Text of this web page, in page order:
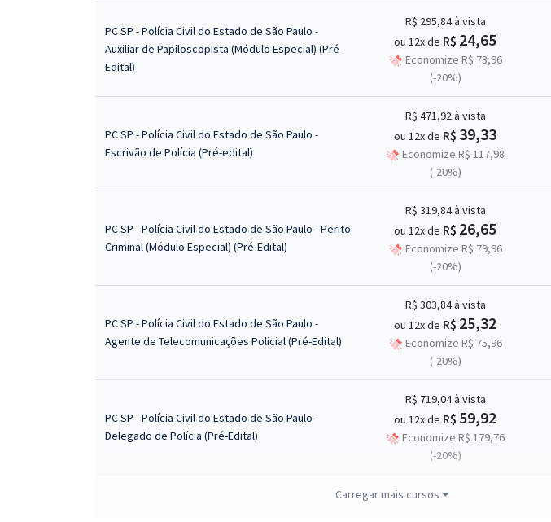
PC SP - Polícia Civil do Estado de São Paulo -
Auxiliar de Papiloscopista (Módulo Especial) (Pré-
Edital)
R$ 295,84à vista
ou 12x de R$ 24,65
Economize R$ 73,96
(-20%)
PC SP - Polícia Civil do Estado de São Paulo -
Escrivão de Polícia (Pré-edital)
R$ 471,92à vista
ou 12x de R$ 39,33
Economize R$ 117,98
(-20%)
PC SP - Polícia Civil do Estado de São Paulo - Perito
Criminal (Módulo Especial) (Pré-Edital)
R$ 319,84à vista
ou 12x de R$ 26,65
Economize R$ 79,96
(-20%)
PC SP - Polícia Civil do Estado de São Paulo -
Agente de Telecomunicações Policial (Pré-Edital)
R$ 303,84à vista
ou 12x de R$ 25,32
Economize R$ 75,96
(-20%)
PC SP - Polícia Civil do Estado de São Paulo -
Delegado de Polícia (Pré-Edital)
R$ 719,04à vista
ou 12x de R$ 59,92
Economize R$ 179,76
(-20%)
R$ 415,84
Carregar mais cursos